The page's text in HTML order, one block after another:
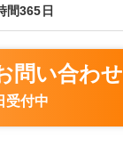
間365日
問い合わせ
受付中